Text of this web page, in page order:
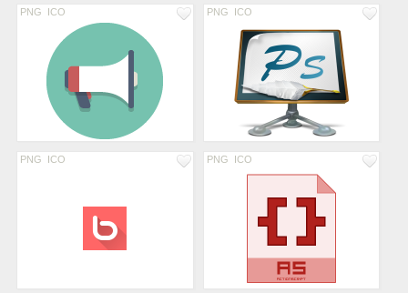
PNG ICO PNG ICO
PNG ICO PNG ICO